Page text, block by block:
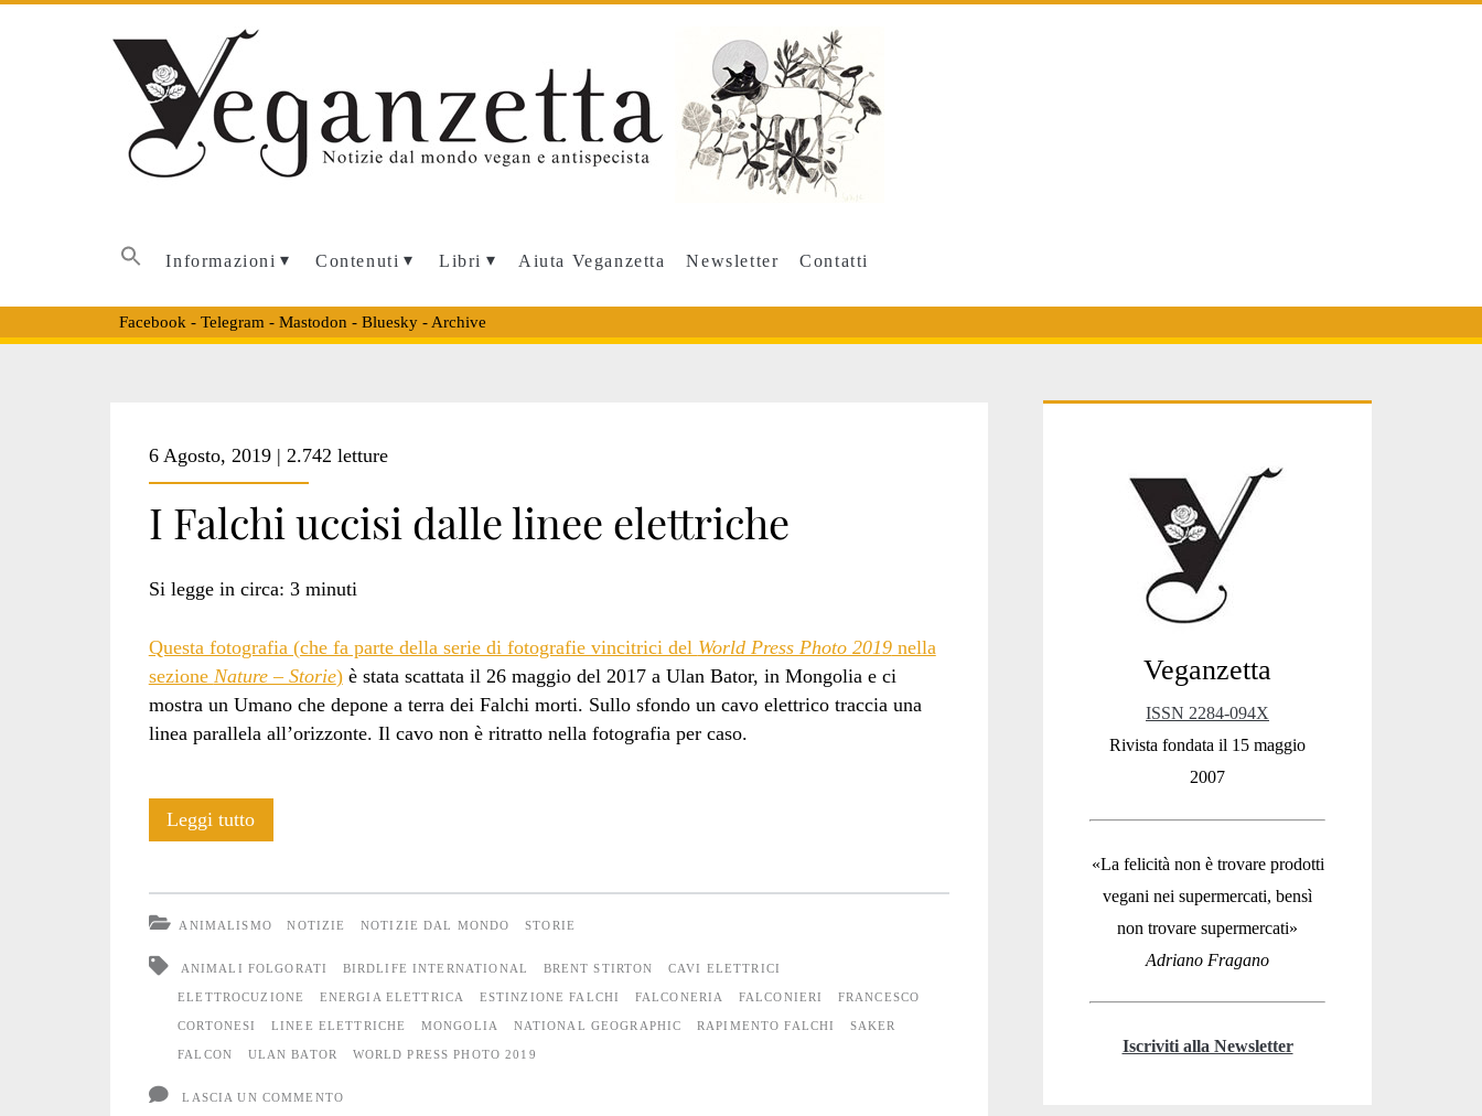
Informazioni Contenuti Libri Aiuta Veganzetta Newsletter Contatti
Facebook - Telegram - Mastodon - Bluesky- Archive
<span>linee
elettriche</span>
6 Agosto, 2019 | 2.742 letture
I Falchi uccisi dalle linee elettriche
Si legge in circa: 3 minuti
Questa fotografia (che fa parte della serie di fotografie vincitrici del World Press Photo 2019nella
sezione Nature – Storie)è stata scattata il 26 maggio del 2017 a Ulan Bator, in Mongolia e ci
mostra un Umano che depone a terra dei Falchi morti. Sullo sfondo un cavo elettrico traccia una
linea parallela all’orizzonte. Il cavo non è ritratto nella fotografia per caso.
Leggi tuttoI
linee
elettriche
ANIMALISMO NOTIZIE NOTIZIE DAL MONDO STORIE
ANIMALI FOLGORATI BIRDLIFE INTERNATIONAL BRENT STIRTON CAVI ELETTRICI
ELETTROCUZIONE ENERGIA ELETTRICA ESTINZIONE FALCHI FALCONERIA FALCONIERI FRANCESCO
CORTONESI LINEE ELETTRICHE MONGOLIA NATIONAL GEOGRAPHIC RAPIMENTO FALCHI SAKER
FALCON ULAN BATOR WORLD PRESS PHOTO 2019
LASCIA UN COMMENTO
Sidebar
Veganzetta
ISSN 2284-094X
Rivista fondata il 15 maggio
2007
«La felicità non è trovare prodotti
vegani nei supermercati, bensì
non trovare supermercati»
Adriano Fragano
Iscriviti alla Newsletter